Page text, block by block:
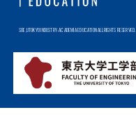
SOE,UTOKYO INDUSTRY-ACADEMIA EDUCATION ALL RIGHTS RESERVED.